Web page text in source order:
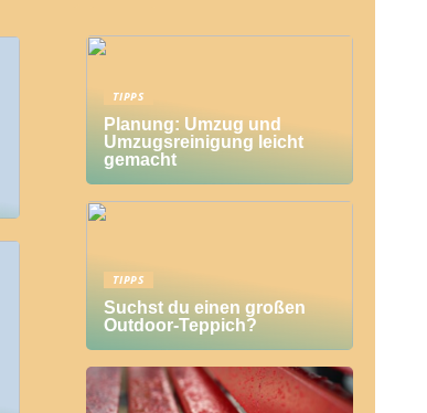
TIPPS
Planung: Umzug und
Umzugsreinigung leicht
gemacht
TIPPS
Suchst du einen großen
Outdoor-Teppich?